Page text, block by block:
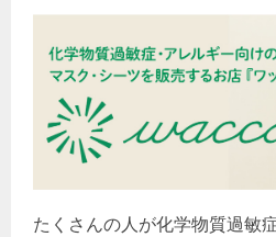
たくさんの人が化学物質過敏